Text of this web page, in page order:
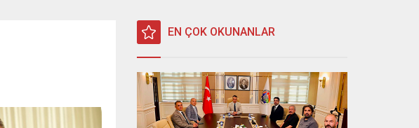
EN ÇOK OKUNANLAR